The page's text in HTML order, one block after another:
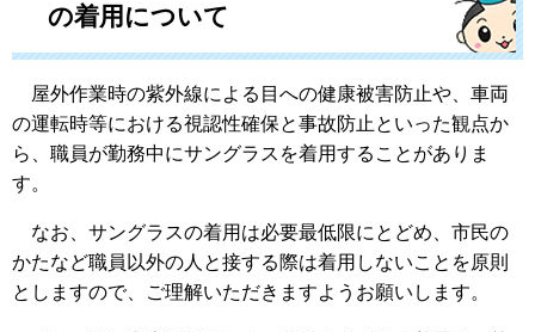
の着用について
屋外作業時の紫外線による目への健康被害防止や、車両
の運転時等における視認性確保と事故防止といった観点か
ら、職員が勤務中にサングラスを着用することがありま
す。
なお、サングラスの着用は必要最低限にとどめ、市民の
かたなど職員以外の人と接する際は着用しないことを原則
としますので、ご理解いただきますようお願いします。